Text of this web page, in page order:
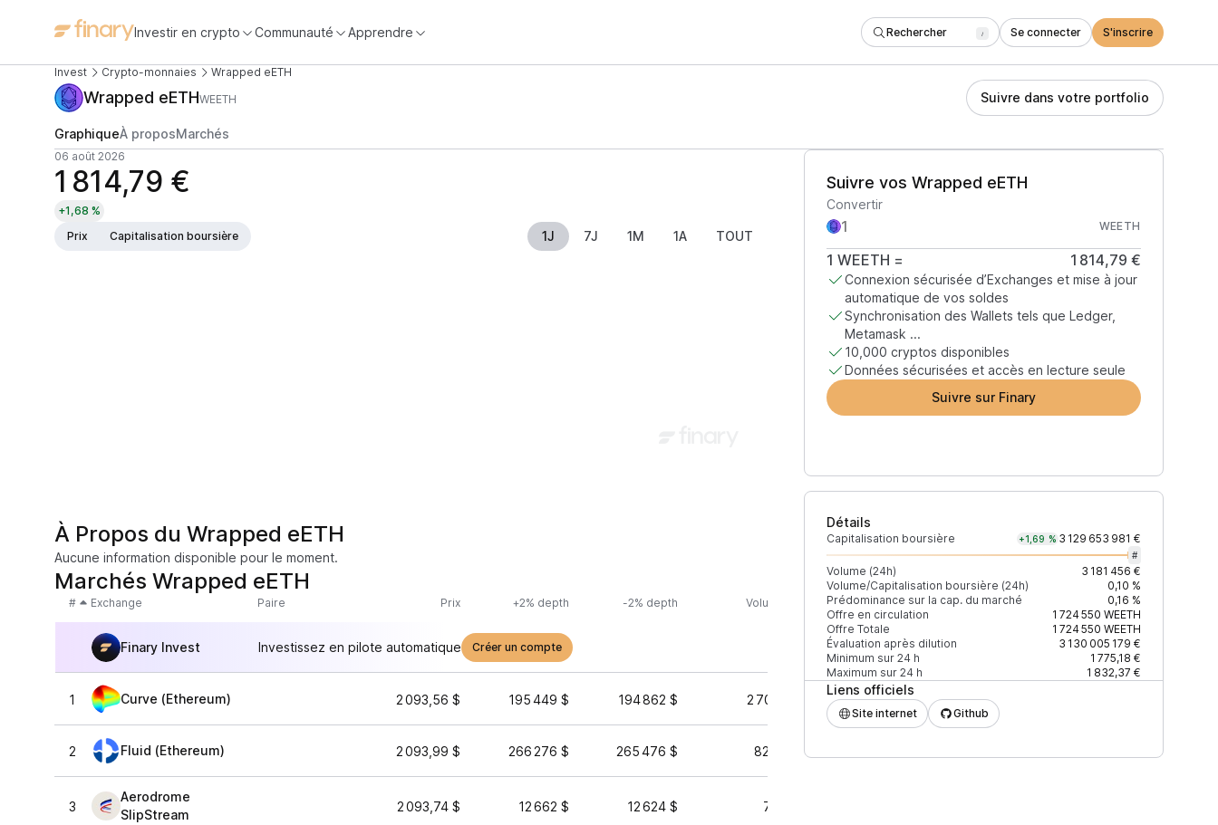
Investir en crypto Communauté Apprendre Rechercher / Se connecter S'inscrire
Invest Crypto-monnaies Wrapped eETH
Wrapped eETHWEETH Suivre dans votre portfolio
GraphiqueÀ proposMarchés
06 août 2026
1 814,79 €
+1,68 %
Prix
Capitalisation boursière 1J 7J 1M 1A TOUT
Suivre vos Wrapped eETH
Convertir
WEETH
1 WEETH = 1 814,79 €
Connexion sécurisée d’Exchanges et mise à jour
automatique de vos soldes
Synchronisation des Wallets tels que Ledger,
Metamask ...
10,000 cryptos disponibles
Données sécurisées et accès en lecture seule
Suivre sur Finary
Détails
Capitalisation boursière +1,69 % 3 129 653 981 €
#
Volume (24h)
3 181 456 €
Volume/Capitalisation boursière (24h)
0,10 %
Prédominance sur la cap. du marché
0,16 %
Offre en circulation
1 724 550 WEETH
Offre Totale
1 724 550 WEETH
Évaluation après dilution
3 130 005 179 €
Minimum sur 24 h
1 775,18 €
Maximum sur 24 h
1 832,37 €
Liens officiels
Site internet Github
À Propos du Wrapped eETH
Aucune information disponible pour le moment.
Marchés Wrapped eETH
# Exchange Paire Prix +2% depth -2% depth Volume (24h) % du volume Confiance Mis à jour
Finary Invest Investissez en pilote automatique Créer un compte
1 Curve (Ethereum) 2 093,56 $ 195 449 $ 194 862 $ 2 708 142 $ 73,78 % ÉLEVÉE
2 Fluid (Ethereum) 2 093,99 $ 266 276 $ 265 476 $ 826 697 $
3
Aerodrome
SlipStream
2 093,74 $ 12 662 $ 12 624 $ 73 853 $